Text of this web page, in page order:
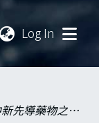
Log In
天然資源中新先導藥物之探索(I)-台灣扁柏葉部及疏花魚根部抗腫瘤成分研究